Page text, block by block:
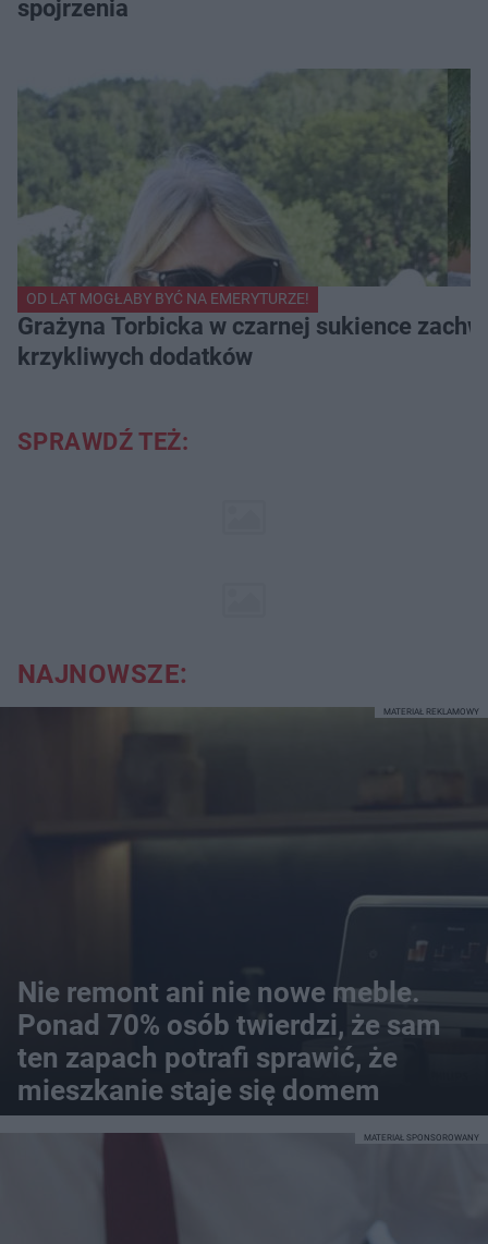
spojrzenia
OD LAT MOGŁABY BYĆ NA EMERYTURZE!
Grażyna Torbicka w czarnej sukience
krzykliwych dodatków
SPRAWDŹ TEŻ:
NAJNOWSZE:
Nie remont ani nie nowe meble.
Ponad 70% osób twierdzi, że sam
ten zapach potrafi sprawić, że
mieszkanie staje się domem
MATERIAŁ REKLAMOWY
MATERIAŁ SPONSOROWANY